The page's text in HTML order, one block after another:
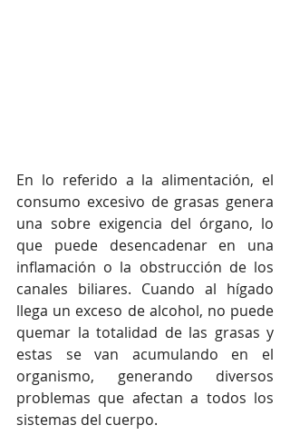
En lo referido a la alimentación, el
consumo excesivo de grasas genera
una sobre exigencia del órgano, lo
que puede desencadenar en una
inflamación o la obstrucción de los
canales biliares. Cuando al hígado
llega un exceso de alcohol, no puede
quemar la totalidad de las grasas y
estas se van acumulando en el
organismo, generando diversos
problemas que afectan a todos los
sistemas del cuerpo.